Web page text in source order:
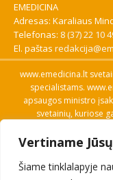
Vertiname
Šiame tinklalapyje
EMEDICINA
Adresas: Karaliaus
Telefonas: 8 (37) 22 10
El. paštas
www.emedicina.lt
specialistams.
apsaugos ministro
svetainių, kuriose
savo profesinę
pagalbos
priežiūros ar